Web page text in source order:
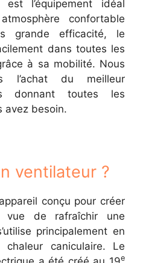
est l’équipement idéal
confortable
grande efficacité, le
dans toutes les
à sa mobilité. Nous
l’achat du meilleur
donnant toutes les
avez besoin.
ventilateur ?
conçu pour créer
vue de rafraîchir une
principalement en
caniculaire. Le
e